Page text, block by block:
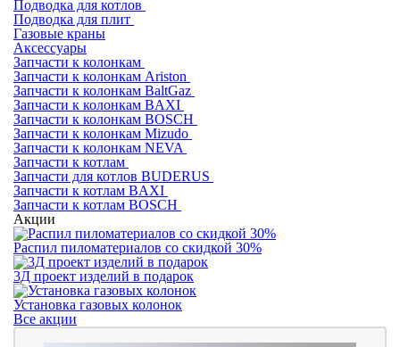
Подводка для котлов
Подводка для плит
Газовые краны
Аксессуары
Запчасти к колонкам
Запчасти к колонкам Ariston
Запчасти к колонкам BaltGaz
Запчасти к колонкам BAXI
Запчасти к колонкам BOSCH
Запчасти к колонкам Mizudo
Запчасти к колонкам NEVA
Запчасти к котлам
Запчасти для котлов BUDERUS
Запчасти к котлам BAXI
Запчасти к котлам BOSCH
Акции
Распил пиломатериалов со скидкой 30%
3Д проект изделий в подарок
Установка газовых колонок
Все акции